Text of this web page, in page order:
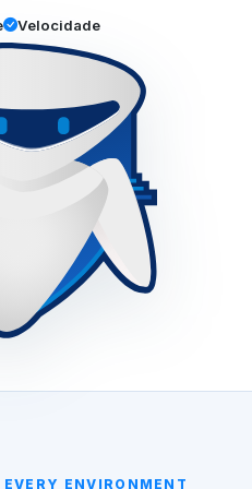
Velocidade
ENVIRONMENT